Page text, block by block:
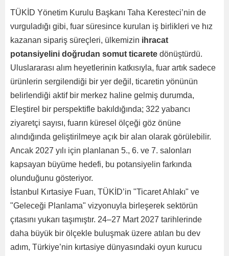
TÜKİD Yönetim Kurulu Başkanı Taha Keresteci’nin de
vurguladığı gibi, fuar süresince kurulan iş birlikleri ve hız
kazanan sipariş süreçleri, ülkemizin ihracat
potansiyelini doğrudan somut ticarete dönüştürdü.
Uluslararası alım heyetlerinin katkısıyla, fuar artık sadece
ürünlerin sergilendiği bir yer değil, ticaretin yönünün
belirlendiği aktif bir merkez haline gelmiş durumda,
Eleştirel bir perspektifle bakıldığında; 322 yabancı
ziyaretçi sayısı, fuarın küresel ölçeği göz önüne
alındığında geliştirilmeye açık bir alan olarak görülebilir.
Ancak 2027 yılı için planlanan 5., 6. ve 7. salonları
kapsayan büyüme hedefi, bu potansiyelin farkında
olunduğunu gösteriyor.
İstanbul Kırtasiye Fuarı, TÜKİD’in "Ticaret Ahlakı" ve
"Geleceği Planlama" vizyonuyla birleşerek sektörün
çıtasını yukarı taşımıştır. 24–27 Mart 2027 tarihlerinde
daha büyük bir ölçekle buluşmak üzere atılan bu dev
adım, Türkiye’nin kırtasiye dünyasındaki oyun kurucu